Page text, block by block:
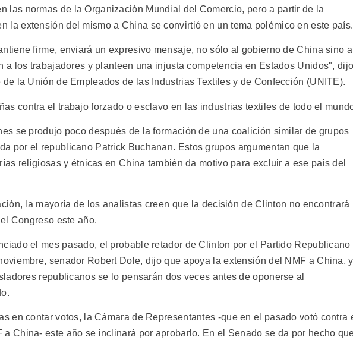
las normas de la Organización Mundial del Comercio, pero a partir de la
la extensión del mismo a China se convirtió en un tema polémico en este país.
firme, enviará un expresivo mensaje, no sólo al gobierno de China sino a
a los trabajadores y planteen una injusta competencia en Estados Unidos",
de la Unión de Empleados de las Industrias Textiles y de Confección (UNITE).
contra el trabajo forzado o esclavo en las industrias textiles de todo el
se produjo poco después de la formación de una coalición similar de grupos
por el republicano Patrick Buchanan. Estos grupos argumentan que la
religiosas y étnicas en China también da motivo para excluir a ese país del
la mayoría de los analistas creen que la decisión de Clinton no encontrará
Congreso este año.
el mes pasado, el probable retador de Clinton por el Partido Republicano
senador Robert Dole, dijo que apoya la extensión del NMF a China, y
republicanos se lo pensarán dos veces antes de oponerse al
en contar votos, la Cámara de Representantes -que en el pasado votó contra
a China- este año se inclinará por aprobarlo. En el Senado se da por hecho